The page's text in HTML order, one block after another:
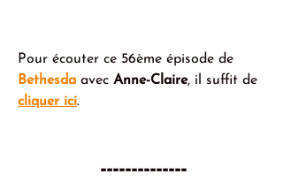
Pour écouter ce 56ème épisode de
Bethesda avec Anne-Claire, il suffit de
cliquer ici.
--------------